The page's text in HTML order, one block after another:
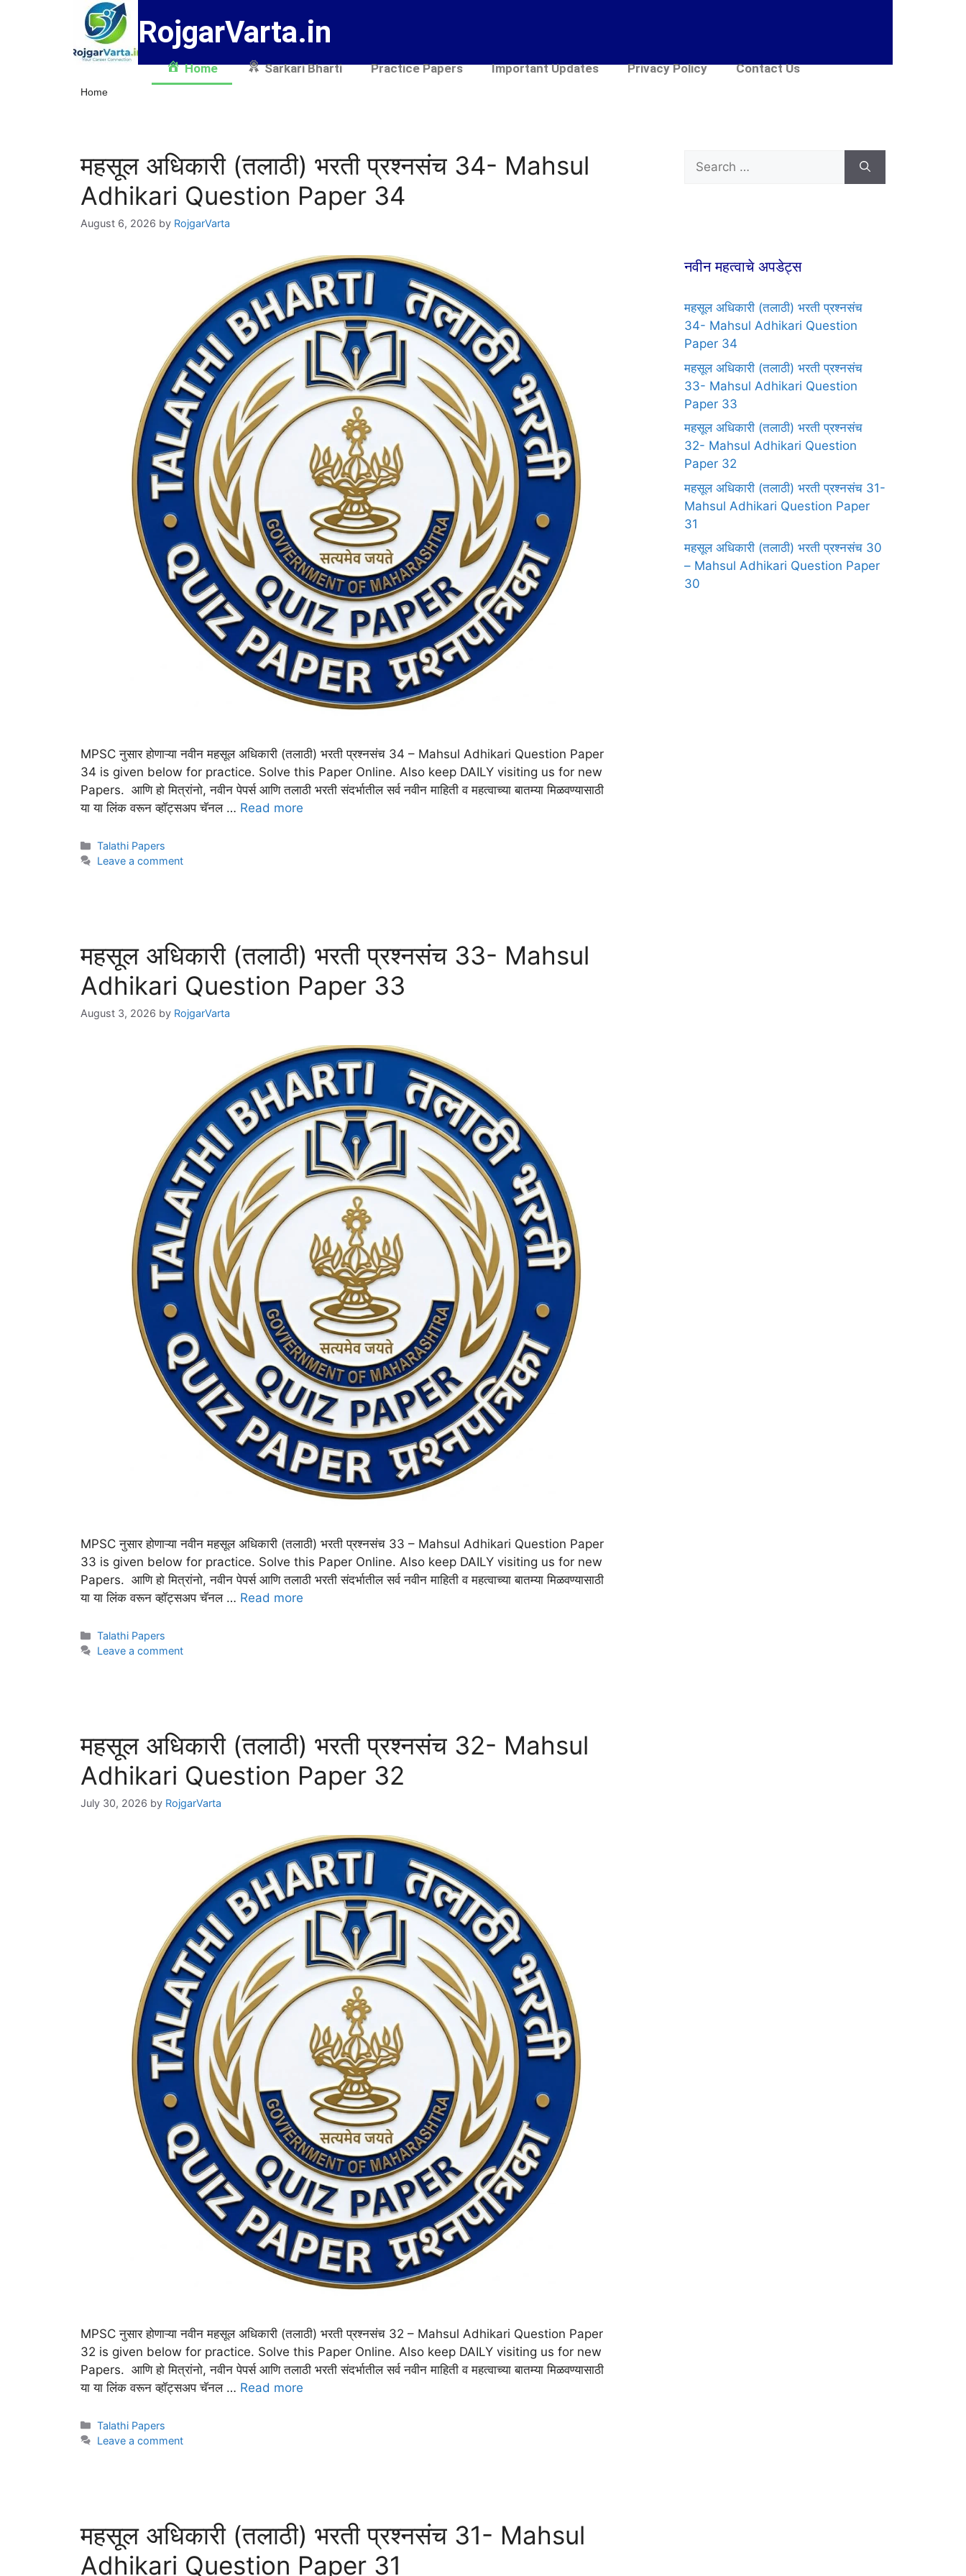
RojgarVarta.in
Home Sarkari Bharti Practice Papers Important Updates Privacy Policy Contact Us
Home
महसूल अधिकारी (तलाठी) भरती प्रश्नसंच 34- Mahsul
Adhikari Question Paper 34
August 6, 2026 by RojgarVarta
MPSC नुसार होणाऱ्या नवीन महसूल अधिकारी (तलाठी) भरती प्रश्नसंच 34 – Mahsul Adhikari Question Paper
34 is given below for practice. Solve this Paper Online. Also keep DAILY visiting us for new
Papers. आणि हो मित्रांनो, नवीन पेपर्स आणि तलाठी भरती संदर्भातील सर्व नवीन माहिती व महत्वाच्या बातम्या मिळवण्यासाठी
या या लिंक वरून व्हॉट्सअप चॅनल … Read more
Talathi Papers
Leave a comment
महसूल अधिकारी (तलाठी) भरती प्रश्नसंच 33- Mahsul
Adhikari Question Paper 33
August 3, 2026 by RojgarVarta
MPSC नुसार होणाऱ्या नवीन महसूल अधिकारी (तलाठी) भरती प्रश्नसंच 33 – Mahsul Adhikari Question Paper
33 is given below for practice. Solve this Paper Online. Also keep DAILY visiting us for new
Papers. आणि हो मित्रांनो, नवीन पेपर्स आणि तलाठी भरती संदर्भातील सर्व नवीन माहिती व महत्वाच्या बातम्या मिळवण्यासाठी
या या लिंक वरून व्हॉट्सअप चॅनल … Read more
Talathi Papers
Leave a comment
महसूल अधिकारी (तलाठी) भरती प्रश्नसंच 32- Mahsul
Adhikari Question Paper 32
July 30, 2026 by RojgarVarta
MPSC नुसार होणाऱ्या नवीन महसूल अधिकारी (तलाठी) भरती प्रश्नसंच 32 – Mahsul Adhikari Question Paper
32 is given below for practice. Solve this Paper Online. Also keep DAILY visiting us for new
Papers. आणि हो मित्रांनो, नवीन पेपर्स आणि तलाठी भरती संदर्भातील सर्व नवीन माहिती व महत्वाच्या बातम्या मिळवण्यासाठी
या या लिंक वरून व्हॉट्सअप चॅनल … Read more
Talathi Papers
Leave a comment
महसूल अधिकारी (तलाठी) भरती प्रश्नसंच 31- Mahsul
Adhikari Question Paper 31
नवीन महत्वाचे अपडेट्स
महसूल अधिकारी (तलाठी) भरती प्रश्नसंच
34- Mahsul Adhikari Question
Paper 34
महसूल अधिकारी (तलाठी) भरती प्रश्नसंच
33- Mahsul Adhikari Question
Paper 33
महसूल अधिकारी (तलाठी) भरती प्रश्नसंच
32- Mahsul Adhikari Question
Paper 32
महसूल अधिकारी (तलाठी) भरती प्रश्नसंच 31-
Mahsul Adhikari Question Paper
31
महसूल अधिकारी (तलाठी) भरती प्रश्नसंच 30
– Mahsul Adhikari Question Paper
30